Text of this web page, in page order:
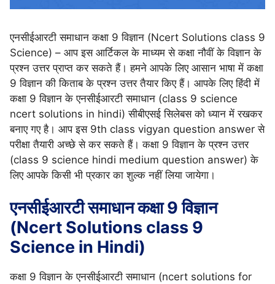
एनसीईआरटी समाधान कक्षा 9 विज्ञान (Ncert Solutions class 9
Science) – आप इस आर्टिकल के माध्यम से कक्षा नौवीं के विज्ञान के
प्रश्न उत्तर प्राप्त कर सकते हैं। हमने आपके लिए आसान भाषा में कक्षा
9 विज्ञान की किताब के प्रश्न उत्तर तैयार किए हैं। आपके लिए हिंदी में
कक्षा 9 विज्ञान के एनसीईआरटी समाधान (class 9 science
ncert solutions in hindi) सीबीएसई सिलेबस को ध्यान में रखकर
बनाए गए है। आप इस 9th class vigyan question answer से
परीक्षा तैयारी अच्छे से कर सकते हैं। कक्षा 9 विज्ञान के प्रश्न उत्तर
(class 9 science hindi medium question answer) के
लिए आपके किसी भी प्रकार का शुल्क नहीं लिया जायेगा।
एनसीईआरटी समाधान कक्षा 9 विज्ञान
(Ncert Solutions class 9
Science in Hindi)
कक्षा 9 विज्ञान के एनसीईआरटी समाधान (ncert solutions for